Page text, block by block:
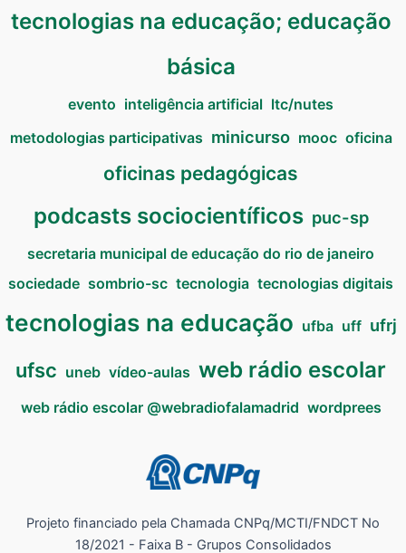
tecnologias na educação; educação
básica
evento inteligência artificial ltc/nutes
metodologias participativas minicurso mooc oficina
oficinas pedagógicas
podcasts sociocientíficos puc-sp
secretaria municipal de educação do rio de janeiro
sociedade sombrio-sc tecnologia tecnologias digitais
tecnologias na educação ufba uff ufrj
ufsc uneb vídeo-aulas web rádio escolar
web rádio escolar @webradiofalamadrid wordprees
Projeto financiado pela Chamada CNPq/MCTI/FNDCT No
18/2021 - Faixa B - Grupos Consolidados